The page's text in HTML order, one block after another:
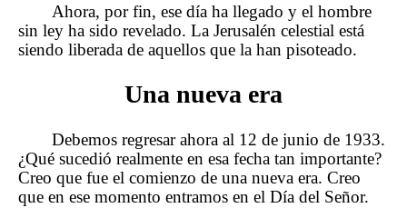
Ahora, por fin, ese día ha llegado y el hombre
sin ley ha sido revelado. La Jerusalén celestial está
siendo liberada de aquellos que la han pisoteado.
Una nueva era
Debemos regresar ahora al 12 de junio de 1933.
¿Qué sucedió realmente en esa fecha tan importante?
Creo que fue el comienzo de una nueva era. Creo
que en ese momento entramos en el Día del Señor.